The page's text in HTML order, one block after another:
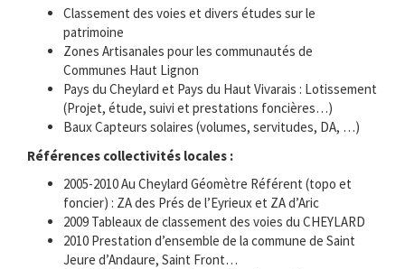
Classement des voies et divers études sur le
patrimoine
Zones Artisanales pour les communautés de
Communes Haut Lignon
Pays du Cheylard et Pays du Haut Vivarais : Lotissement
(Projet, étude, suivi et prestations foncières…)
Baux Capteurs solaires (volumes, servitudes, DA, …)
Références collectivités locales :
2005-2010 Au Cheylard Géomètre Référent (topo et
foncier) : ZA des Prés de l’Eyrieux et ZA d’Aric
2009 Tableaux de classement des voies du CHEYLARD
2010 Prestation d’ensemble de la commune de Saint
Jeure d’Andaure, Saint Front…